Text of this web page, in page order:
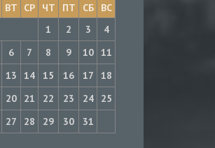
ВТ СР ЧТ ПТ СБ
ВС
1
2 3
4
6 7 8 9 10 11
13 14 15 16 17
18
20 21 22 23 24
25
27 28 29 30 31